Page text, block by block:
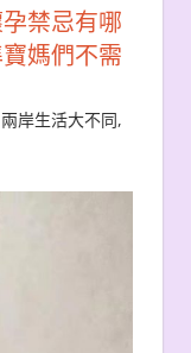
禁忌有哪
媽們不需
兩岸生活大不同,